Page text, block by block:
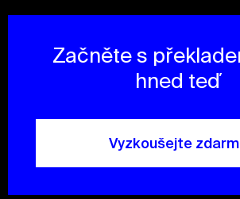
Začněte s
hned teď
Vyzkoušejte